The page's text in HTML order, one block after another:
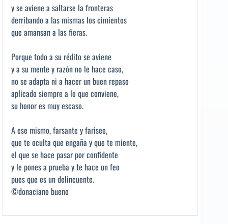
y se aviene a saltarse la fronteras
derribando a las mismas los cimientos
que amansan a las fieras.
Porque todo a su rédito se aviene
y a su mente y razón no le hace caso,
no se adapta ni a hacer un buen repaso
aplicado siempre a lo que conviene,
su honor es muy escaso.
A ese mismo, farsante y fariseo,
que te oculta que engaña y que te miente,
el que se hace pasar por confidente
y le pones a prueba y te hace un feo
pues que es un delincuente.
©donaciano bueno